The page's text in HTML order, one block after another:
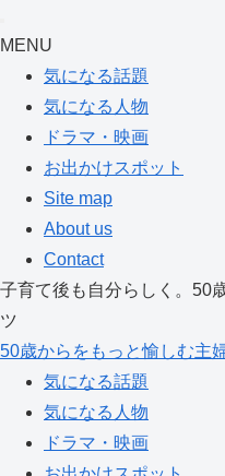
MENU
気になる話題
気になる人物
ドラマ・映画
お出かけスポット
Site map
About us
Contact
子育て後も自分らしく。50
ツ
50歳からをもっと愉しむ主
気になる話題
気になる人物
ドラマ・映画